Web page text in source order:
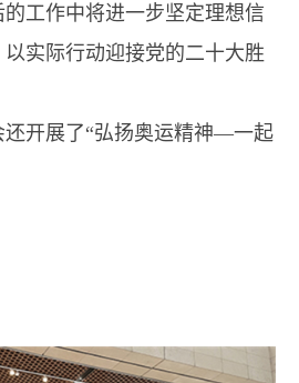
工作中将进一步坚定理想信
实际行动迎接党的二十大胜
开展了“弘扬奥运精神—一起